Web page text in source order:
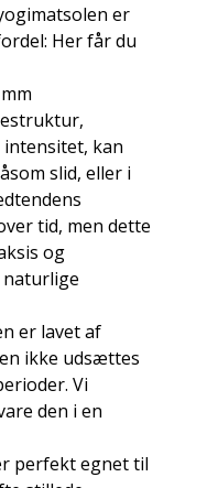
er
Her får du
kan
slid, eller i
tid, men dette
og
er lavet af
ikke udsættes
Vi
den i en
perfekt egnet til